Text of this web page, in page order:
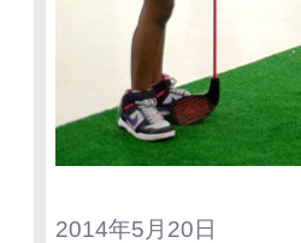
2014年5月20日